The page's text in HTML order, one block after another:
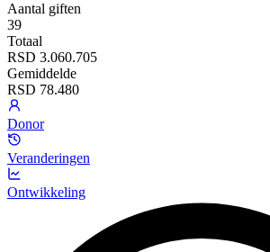
Aantal giften
39
Totaal
RSD 3.060.705
Gemiddelde
RSD 78.480
Donor
Veranderingen
Ontwikkeling